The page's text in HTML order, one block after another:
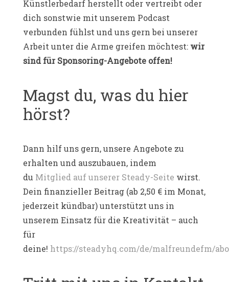
Künstlerbedarf herstellt oder vertreibt oder
dich sonstwie mit unserem Podcast
verbunden fühlst und uns gern bei unserer
Arbeit unter die Arme greifen möchtest: wir
sind für Sponsoring-Angebote offen!
Magst du, was du hier
hörst?
Dann hilf uns gern, unsere Angebote zu
erhalten und auszubauen, indem
du Mitglied auf unserer Steady-Seite wirst.
Dein finanzieller Beitrag (ab 2,50 € im Monat,
jederzeit kündbar) unterstützt uns in
unserem Einsatz für die Kreativität – auch
für
deine! https://steadyhq.com/de/malfreundefm/